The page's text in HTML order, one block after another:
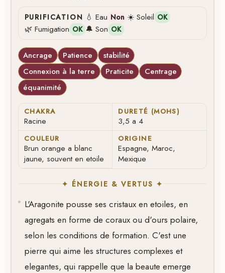
PURIFICATION 💧 Eau Non ☀️ Soleil OK
🌿 Fumigation OK 🔔 Son OK
Ancrage Patience
stabilité
Connexion à la terre
Praticite
Centrage
équanimité
CHAKRA
Racine
DURETÉ (MOHS)
3,5 a 4
COULEUR
Brun orange a blanc
jaune, souvent en etoile
ORIGINE
Espagne, Maroc,
Mexique
✦ ÉNERGIE & VERTUS ✦
L'Aragonite pousse ses cristaux en etoiles, en
agregats en forme de coraux ou d'ours polaire,
selon les conditions de formation. C'est une
pierre qui aime les structures complexes et
elegantes, qui rappelle que la beaute emerge